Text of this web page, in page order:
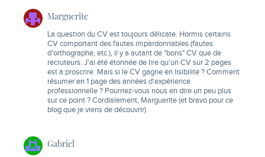
Marguerite
La question du CV est toujours délicate. Hormis certains
CV comportant des fautes impardonnables (fautes
d'orthographe, etc.), il y a autant de "bons" CV que de
recruteurs. J'ai été étonnée de lire qu'un CV sur 2 pages
est à proscrire. Mais si le CV gagne en lisibilité ? Comment
résumer en 1 page des années d'expérience
professionnelle ? Pourriez-vous nous en dire un peu plus
sur ce point ? Cordialement, Marguerite (et bravo pour ce
blog que je viens de découvrir)
Gabriel